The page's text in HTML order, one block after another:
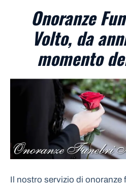
Onoranze
Volto, da
momento
Il nostro servizio di onoranze